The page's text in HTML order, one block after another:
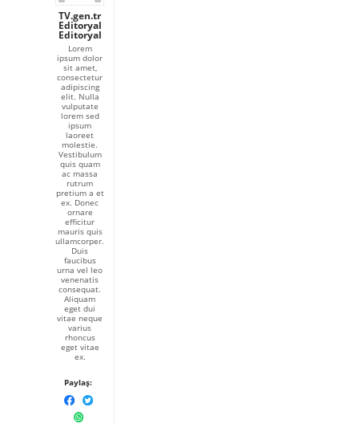
TV.gen.tr
Editoryal
Editoryal
Lorem
ipsum dolor
sit amet,
consectetur
adipiscing
elit. Nulla
vulputate
lorem sed
ipsum
laoreet
molestie.
Vestibulum
quis quam
ac massa
rutrum
pretium a et
ex. Donec
ornare
efficitur
mauris quis
ullamcorper.
Duis
faucibus
urna vel leo
venenatis
consequat.
Aliquam
eget dui
vitae neque
varius
rhoncus
eget vitae
ex.
Paylaş: